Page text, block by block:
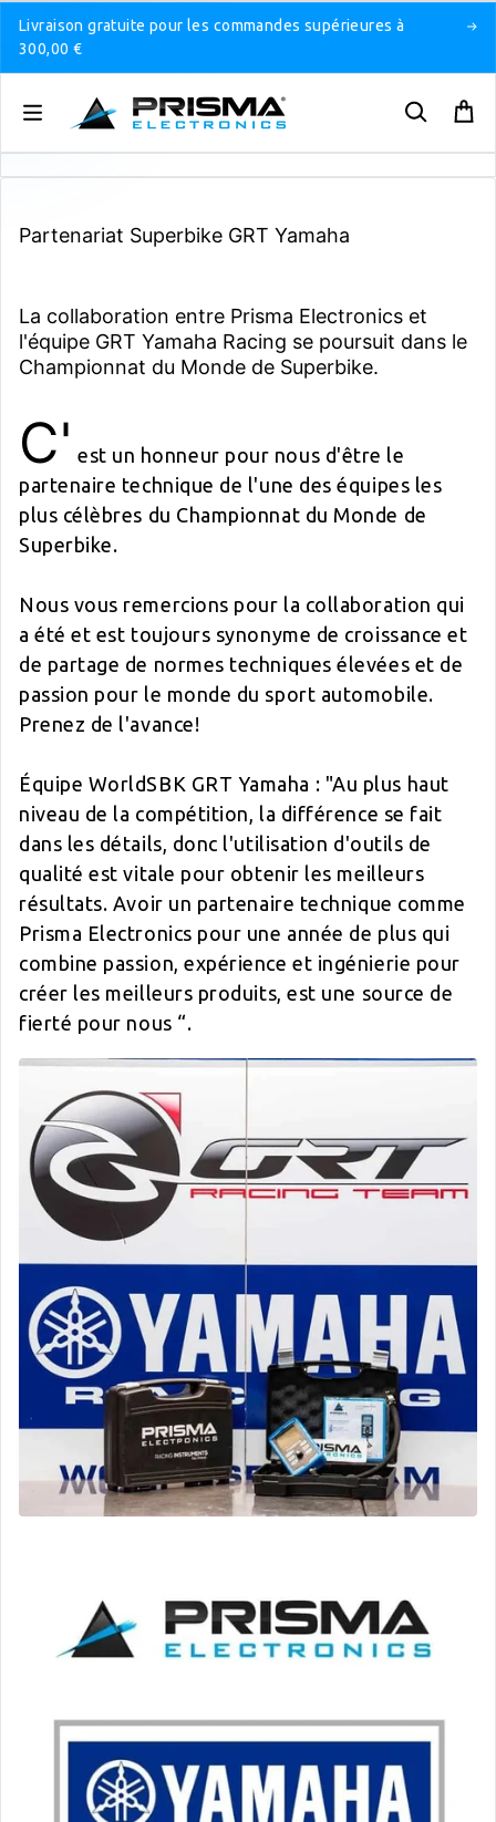
Livraison gratuite pour les commandes supérieures à
300,00 €
Partenariat Superbike GRT Yamaha
La collaboration entre Prisma Electronics et
l'équipe GRT Yamaha Racing se poursuit dans le
Championnat du Monde de Superbike.
C' est un honneur pour nous d'être le
partenaire technique de l'une des équipes les
plus célèbres du Championnat du Monde de
Superbike.
Nous vous remercions pour la collaboration qui
a été et est toujours synonyme de croissance et
de partage de normes techniques élevées et de
passion pour le monde du sport automobile.
Prenez de l'avance!
Équipe WorldSBK GRT Yamaha : "Au plus haut
niveau de la compétition, la différence se fait
dans les détails, donc l'utilisation d'outils de
qualité est vitale pour obtenir les meilleurs
résultats. Avoir un partenaire technique comme
Prisma Electronics pour une année de plus qui
combine passion, expérience et ingénierie pour
créer les meilleurs produits, est une source de
fierté pour nous “.